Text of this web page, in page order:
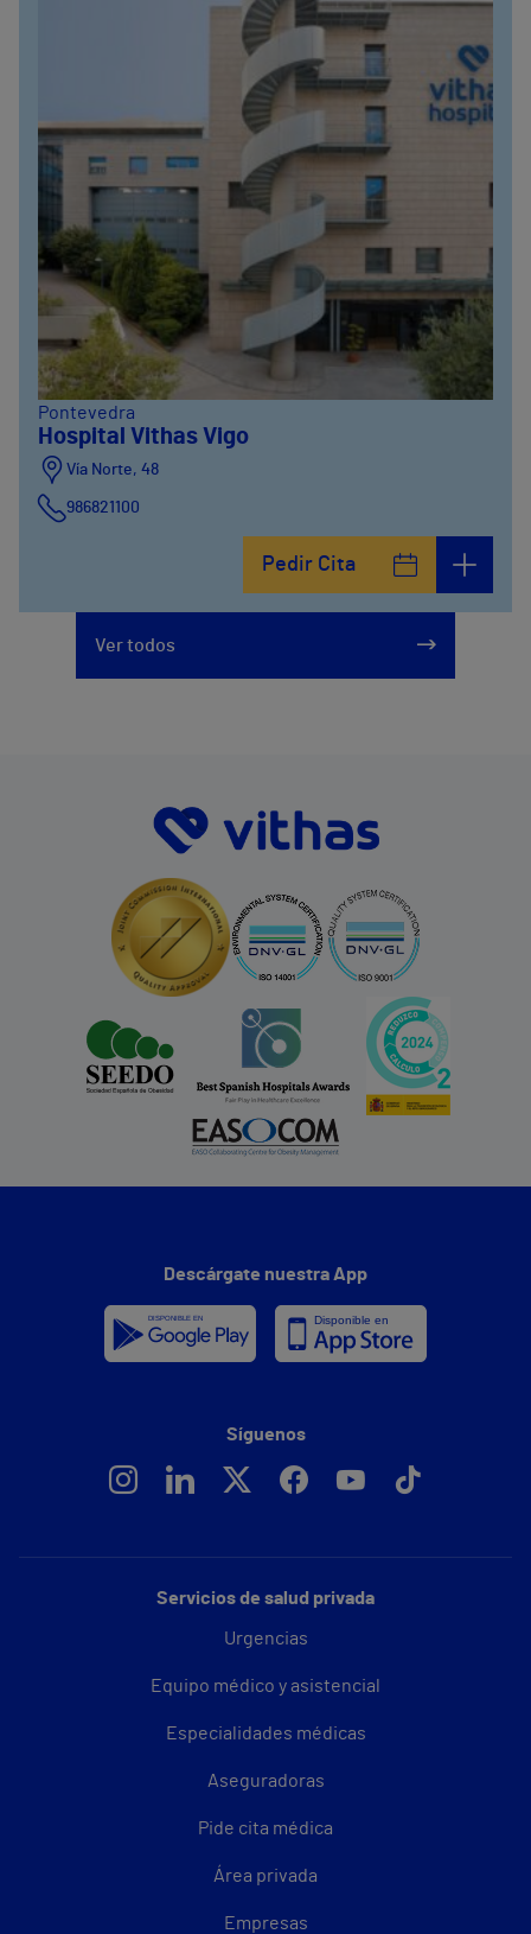
Pontevedra
Hospital Vithas Vigo
Vía Norte, 48
986821100
Pedir Cita
Ver todos
Servicios de salud privada
Urgencias
Equipo médico y asistencial
Especialidades médicas
Aseguradoras
Pide cita médica
Área privada
Empresas
Descárgate nuestra App
Síguenos